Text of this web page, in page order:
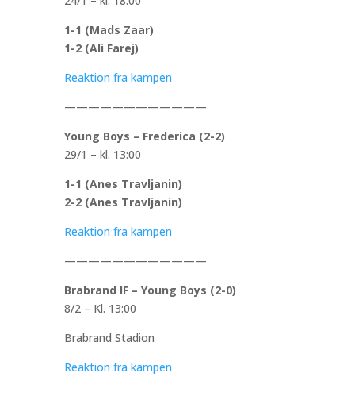
1-1 (Mads Zaar)
1-2 (Ali Farej)
Reaktion fra kampen
————————————
Young Boys – Frederica (2-2)
29/1 – kl. 13:00
1-1 (Anes Travljanin)
2-2 (Anes Travljanin)
Reaktion fra kampen
————————————
Brabrand IF – Young Boys (2-0)
8/2 – Kl. 13:00
Brabrand Stadion
Reaktion fra kampen